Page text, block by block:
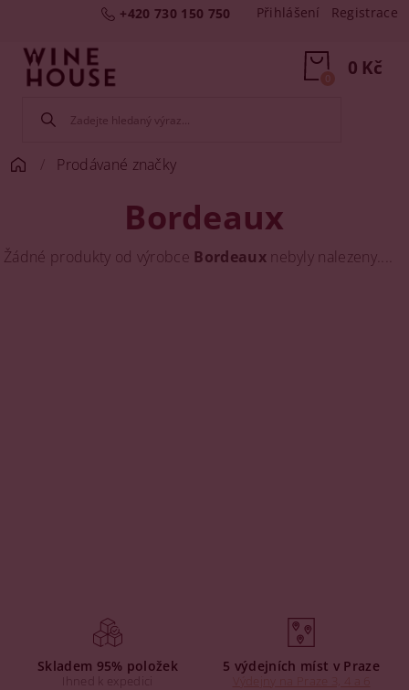
+420 730 150 750 Přihlášení Registrace
0 Kč
0
Prodávané značky
Bordeaux
Žádné produkty od výrobce Bordeauxnebyly nalezeny....
Skladem 95% položek
Ihned k expedici
5 výdejních míst v Praze